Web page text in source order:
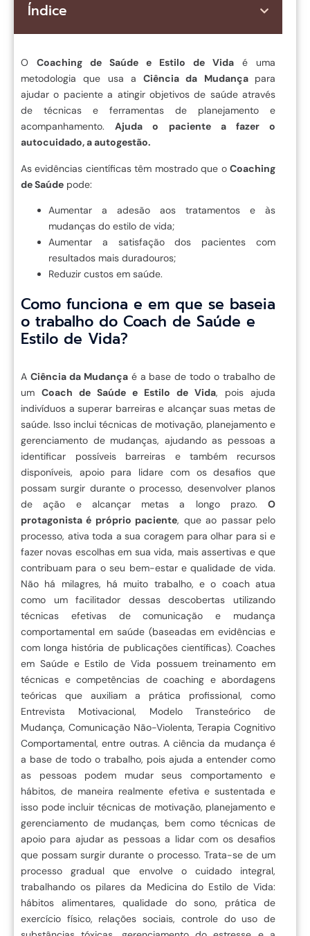
Índice
O Coaching de Saúde e Estilo de Vida é uma
metodologia que usa aCiência da Mudança para
ajudar o paciente a atingir objetivos de saúde através
de técnicas e ferramentas de planejamento e
acompanhamento.Ajuda o paciente a fazer o
autocuidado, a autogestão.
As evidências científicas têm mostrado que o Coaching
de Saúde pode:
Aumentar a adesão aos tratamentos e às
mudanças do estilo de vida;
Aumentar a satisfação dos pacientes com
resultados mais duradouros;
Reduzir custos em saúde.
Como funciona e em que se baseia
o trabalho do Coach de Saúde e
Estilo de Vida?
A Ciência da Mudançaé a base de todo o trabalho de
um Coach de Saúde e Estilo de Vida, pois ajuda
indivíduos a superar barreiras e alcançar suas metas de
saúde. Isso inclui técnicas de motivação, planejamento e
gerenciamento de mudanças, ajudando as pessoas a
identificar possíveis barreiras e também recursos
disponíveis, apoio para lidare com os desafios que
possam surgir durante o processo, desenvolver planos
de ação e alcançar metas a longo prazo. O
protagonista é próprio paciente, que ao passar pelo
processo, ativa toda a sua coragem para olhar para si e
fazer novas escolhas em sua vida, mais assertivas e que
contribuam para o seu bem-estar e qualidade de vida.
Não há milagres, há muito trabalho, e o coach atua
como um facilitador dessas descobertas utilizando
técnicas efetivas de comunicação e mudança
comportamental em saúde (baseadas em evidências e
com longa história de publicações científicas). Coaches
em Saúde e Estilo de Vida possuem treinamento em
técnicas e competências de coaching e abordagens
teóricas que auxiliam a prática profissional, como
Entrevista Motivacional, Modelo Transteórico de
Mudança, Comunicação Não-Violenta, Terapia Cognitivo
Comportamental, entre outras. A ciência da mudança é
a base de todo o trabalho, pois ajuda a entender como
as pessoas podem mudar seus comportamento e
hábitos, de maneira realmente efetiva e sustentada e
isso pode incluir técnicas de motivação, planejamento e
gerenciamento de mudanças, bem como técnicas de
apoio para ajudar as pessoas a lidar com os desafios
que possam surgir durante o processo. Trata-se de um
processo gradual que envolve o cuidado integral,
trabalhando os pilares da Medicina do Estilo de Vida:
hábitos alimentares, qualidade do sono, prática de
exercício físico, relações sociais, controle do uso de